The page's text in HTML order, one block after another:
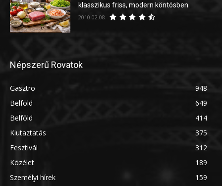
klasszikus friss, modern köntösben
2010.02.08.
Népszerű Rovatok
Gasztro
948
Belföld
649
Belföld
414
Kiutaztatás
375
Fesztivál
312
Közélet
189
Személyi hírek
159